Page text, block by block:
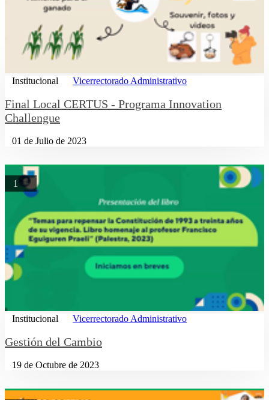
Institucional Vicerrectorado Administrativo
Final Local CERTUS - Programa Innovation
Challengue
01 de Julio de 2023
1
Institucional Vicerrectorado Administrativo
Gestión del Cambio
19 de Octubre de 2023